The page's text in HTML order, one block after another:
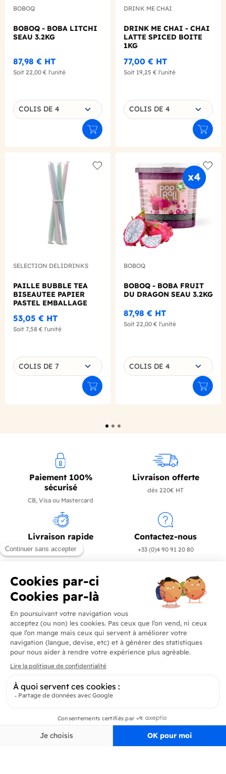
BOBOQ
BOBOQ - BOBA LITCHI
SEAU 3.2KG
87,98 € HT
Soit 22,00 € l'unité
Choisissez une déclinaison
COLIS DE 4
Ajouter au panier
DRINK ME CHAI
DRINK ME CHAI - CHAI
LATTE SPICED BOITE
1KG
77,00 € HT
Soit 19,25 € l'unité
Choisissez une déclinaison
COLIS DE 4
Add to wishlist
SELECTION DELIDRINKS
PAILLE BUBBLE TEA
BISEAUTEE PAPIER
PASTEL EMBALLAGE
MM X200
53,05 € HT
Soit 7,58 € l'unité
Choisissez une déclinaison
COLIS DE 7
Ajouter au panier
Add
BOBOQ
BOBOQ - BOBA FRUIT
DU DRAGON SEAU 3.2KG
87,98 € HT
Soit 22,00 € l'unité
Choisissez une déclinaison
COLIS DE 4
Paiement 100%
sécurisé
CB, Visa ou Mastercard
Livraison offerte
dès 220€ HT
Livraison rapide
en 24/72h
Contactez-nous
+33 (0)4 90 91 20 80